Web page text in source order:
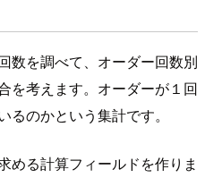
数を調べて、オーダー回数別
を考えます。オーダーが１回
のかという集計です。
める計算フィールドを作りま